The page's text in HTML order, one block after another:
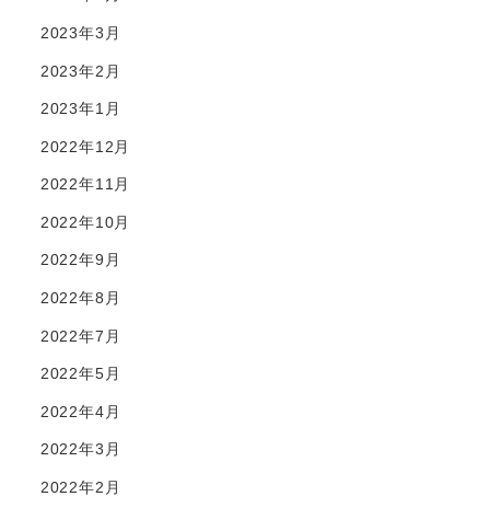
2023年3月
2023年2月
2023年1月
2022年12月
2022年11月
2022年10月
2022年9月
2022年8月
2022年7月
2022年5月
2022年4月
2022年3月
2022年2月